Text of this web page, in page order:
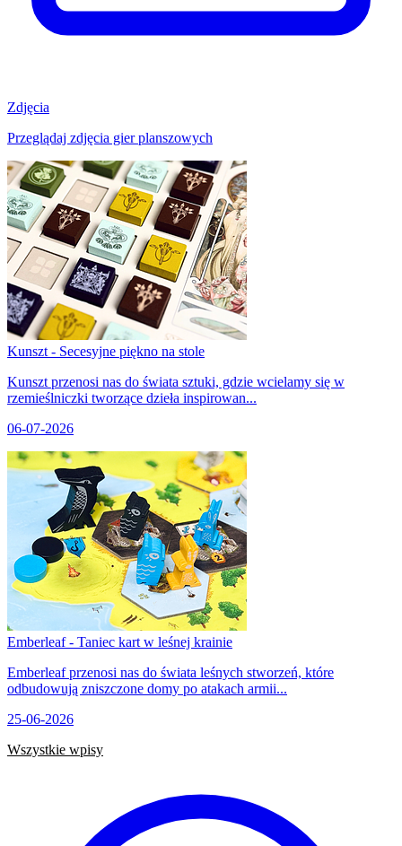
Zdjęcia
Przeglądaj zdjęcia gier planszowych
Kunszt - Secesyjne piękno na stole
Kunszt przenosi nas do świata sztuki, gdzie wcielamy się w
rzemieślniczki tworzące dzieła inspirowan...
06-07-2026
Emberleaf - Taniec kart w leśnej krainie
Emberleaf przenosi nas do świata leśnych stworzeń, które
odbudowują zniszczone domy po atakach armii...
25-06-2026
Wszystkie wpisy